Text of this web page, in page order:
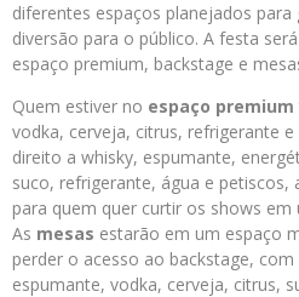
diferentes espaços planejados
diversão para o público. A festa
espaço premium, backstage e
Quem estiver no espaço premium
vodka, cerveja, citrus, refrigerante e
direito a whisky, espumante,
suco, refrigerante, água e petiscos,
para quem quer curtir os shows
As mesas estarão em um espaço
perder o acesso ao backstage,
espumante, vodka, cerveja, citrus,